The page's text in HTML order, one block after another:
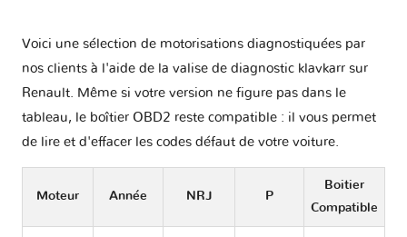
Voici une sélection de motorisations diagnostiquées par
nos clients à l'aide de la valise de diagnostic klavkarr sur
Renault. Même si votre version ne figure pas dans le
tableau, le boîtier OBD2 reste compatible : il vous permet
de lire et d'effacer les codes défaut de votre voiture.
Moteur Année NRJ P
Boitier
Compatible